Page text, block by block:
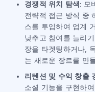
경쟁적 위치 탐색 : 모
전략적 접근 방식 중
스를 투입하여 업계
낮추고 참여를 늘리
장을 타겟팅하거나,
는 새로운 장르를 만
리텐션 및 수익 창출
소셜 기능을 구현하